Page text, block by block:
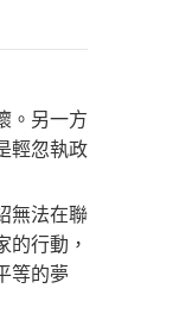
。另一方
輕忽執政
無法在聯
的行動，
等的夢